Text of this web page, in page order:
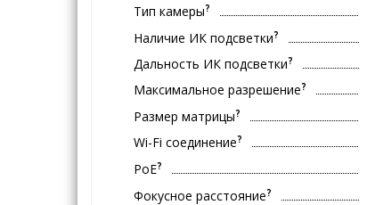
Тип камеры?
Наличие ИК подсветки?
Дальность ИК подсветки?
Максимальное разрешение?
Размер матрицы?
Wi-Fi соединение?
PoE?
Фокусное расстояние?